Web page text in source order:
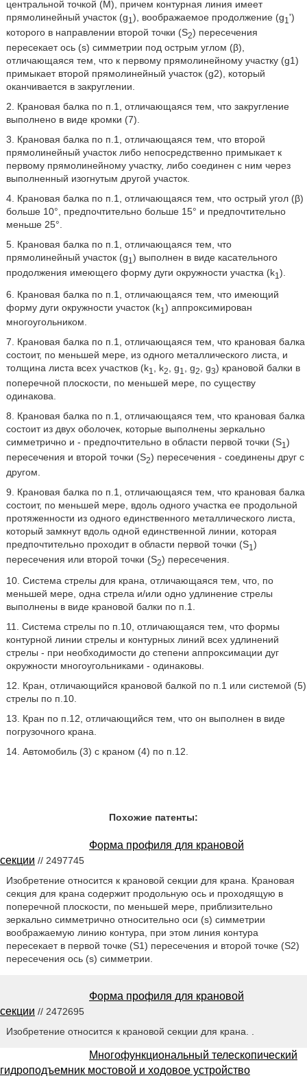
центральной точкой (М), причем контурная линия имеет
прямолинейный участок (g1 ), воображаемое продолжение (g1 ')
которого в направлении второй точки (S2) пересечения
пересекает ось (s) симметрии под острым углом (β),
отличающаяся тем, что к первому прямолинейному участку (g1)
примыкает второй прямолинейный участок (g2), который
оканчивается в закруглении.
2. Крановая балка по п.1, отличающаяся тем, что закругление
выполнено в виде кромки (7).
3. Крановая балка по п.1, отличающаяся тем, что второй
прямолинейный участок либо непосредственно примыкает к
первому прямолинейному участку, либо соединен с ним через
выполненный изогнутым другой участок.
4. Крановая балка по п.1, отличающаяся тем, что острый угол (β)
больше 10°, предпочтительно больше 15° и предпочтительно
меньше 25°.
5. Крановая балка по п.1, отличающаяся тем, что
прямолинейный участок (g1 ) выполнен в виде касательного
продолжения имеющего форму дуги окружности участка (k1 ).
6. Крановая балка по п.1, отличающаяся тем, что имеющий
форму дуги окружности участок (k1 ) аппроксимирован
многоугольником.
7. Крановая балка по п.1, отличающаяся тем, что крановая балка
состоит, по меньшей мере, из одного металлического листа, и
толщина листа всех участков (k1 , k2, g1 , g2, g3) крановой балки в
поперечной плоскости, по меньшей мере, по существу
одинакова.
8. Крановая балка по п.1, отличающаяся тем, что крановая балка
состоит из двух оболочек, которые выполнены зеркально
симметрично и - предпочтительно в области первой точки (S1 )
пересечения и второй точки (S2) пересечения - соединены друг с
другом.
9. Крановая балка по п.1, отличающаяся тем, что крановая балка
состоит, по меньшей мере, вдоль одного участка ее продольной
протяженности из одного единственного металлического листа,
который замкнут вдоль одной единственной линии, которая
предпочтительно проходит в области первой точки (S1 )
пересечения или второй точки (S2) пересечения.
10. Система стрелы для крана, отличающаяся тем, что, по
меньшей мере, одна стрела и/или одно удлинение стрелы
выполнены в виде крановой балки по п.1.
11. Система стрелы по п.10, отличающаяся тем, что формы
контурной линии стрелы и контурных линий всех удлинений
стрелы - при необходимости до степени аппроксимации дуг
окружности многоугольниками - одинаковы.
12. Кран, отличающийся крановой балкой по п.1 или системой (5)
стрелы по п.10.
13. Кран по п.12, отличающийся тем, что он выполнен в виде
погрузочного крана.
14. Автомобиль (3) с краном (4) по п.12.
Похожие патенты:
Форма профиля для крановой
секции // 2497745
Изобретение относится к крановой секции для крана. Крановая
секция для крана содержит продольную ось и проходящую в
поперечной плоскости, по меньшей мере, приблизительно
зеркально симметрично относительно оси (s) симметрии
воображаемую линию контура, при этом линия контура
пересекает в первой точке (S1) пересечения и второй точке (S2)
пересечения ось (s) симметрии.
Форма профиля для крановой
секции // 2472695
Изобретение относится к крановой секции для крана. .
Многофункциональный телескопический
гидроподъемник мостовой и ходовое устройство